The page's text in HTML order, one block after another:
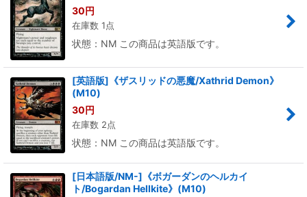
30円
在庫数 1点
状態：NM この商品は英語版です。
[英語版]《ザスリッドの悪魔/Xathrid Demon》
(M10)
30円
在庫数 2点
状態：NM この商品は英語版です。
[日本語版/NM-]《ボガーダンのヘルカイ
ト/Bogardan Hellkite》(M10)